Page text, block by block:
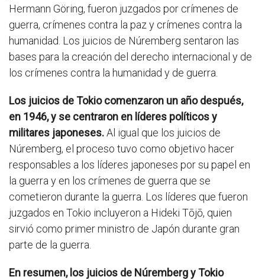
Hermann Göring, fueron juzgados por crímenes de
guerra, crímenes contra la paz y crímenes contra la
humanidad. Los juicios de Núremberg sentaron las
bases para la creación del derecho internacional y de
los crímenes contra la humanidad y de guerra.
Los juicios de Tokio comenzaron un año después,
en 1946, y se centraron en líderes políticos y
militares japoneses.Al igual que los juicios de
Núremberg, el proceso tuvo como objetivo hacer
responsables a los líderes japoneses por su papel en
la guerra y en los crímenes de guerra que se
cometieron durante la guerra. Los líderes que fueron
juzgados en Tokio incluyeron a Hideki Tōjō, quien
sirvió como primer ministro de Japón durante gran
parte de la guerra.
En resumen, los juicios de Núremberg y Tokio